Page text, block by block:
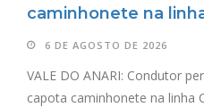
caminhonete na
6 DE AGOSTO DE 2026
VALE DO ANARI: Condutor
capota caminhonete na linha